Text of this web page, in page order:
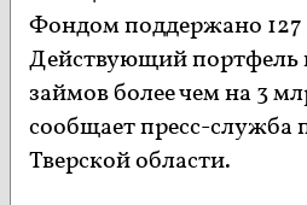
Фондом поддержано 127
Действующий портфель
займов более чем на 3
сообщает пресс-служба
Тверской области.